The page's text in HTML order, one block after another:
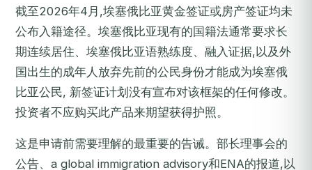
截至2026年4月,埃塞俄比亚黄金签证或房产签证均未
公布入籍途径。埃塞俄比亚现有的国籍法通常要求长
期连续居住、埃塞俄比亚语熟练度、融入证据,以及外
国出生的成年人放弃先前的公民身份才能成为埃塞俄
比亚公民, 新签证计划没有宣布对该框架的任何修改。
投资者不应购买此产品来期望获得护照。
这是申请前需要理解的最重要的告诫。部长理事会的
公告、a global immigration advisory和ENA的报道,以